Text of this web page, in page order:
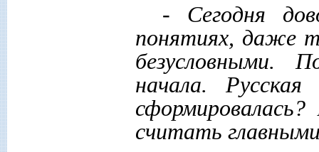
- Сегодня
понятиях, даже
безусловными.
начала.
считать